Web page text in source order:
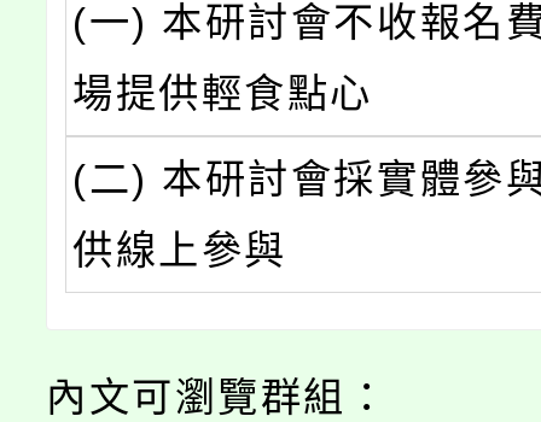
(一) 本研討會不收報名
場提供輕食點心
(二) 本研討會採實體參
供線上參與
內文可瀏覽群組：